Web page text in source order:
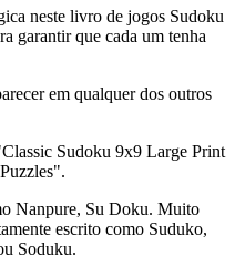
neste livro de jogos Sudoku
garantir que cada um tenha
em qualquer dos outros
Sudoku 9x9 Large Print
Nanpure, Su Doku. Muito
escrito como Suduko,
Soduku.